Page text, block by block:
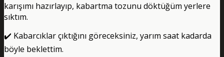
karışımı hazırlayıp, kabartma tozunu döktüğüm yerlere
sıktım.
✔️ Kabarcıklar çıktığını göreceksiniz, yarım saat kadarda
böyle beklettim.